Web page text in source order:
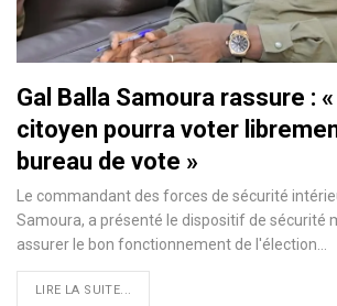
Gal Balla Samoura rassure :
citoyen pourra voter
bureau de vote »
Le commandant des forces de sécurité
Samoura, a présenté le dispositif de sécurité
assurer le bon fonctionnement de l'élection…
LIRE LA SUITE...